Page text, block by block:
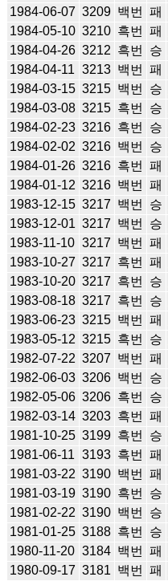
1984-06-07 3209 백번 패
1984-05-10 3210 흑번 패
1984-04-26 3212 흑번 승
1984-04-11 3213 백번 패
1984-03-15 3215 백번 승
1984-03-08 3215 흑번 승
1984-02-23 3216 흑번 승
1984-02-02 3216 백번 승
1984-01-26 3216 흑번 패
1984-01-12 3216 백번 패
1983-12-15 3217 백번 승
1983-12-01 3217 백번 승
1983-11-10 3217 백번 패
1983-10-27 3217 흑번 패
1983-10-20 3217 흑번 승
1983-08-18 3217 흑번 승
1983-06-23 3215 백번 패
1983-05-12 3215 흑번 승
1982-07-22 3207 백번 패
1982-06-03 3206 백번 승
1982-05-06 3206 흑번 승
1982-03-14 3203 흑번 패
1981-10-25 3199 흑번 승
1981-06-11 3193 흑번 패
1981-03-22 3190 백번 패
1981-03-19 3190 흑번 승
1981-02-22 3190 백번 승
1981-01-25 3188 흑번 승
1980-11-20 3184 백번 패
1980-09-17 3181 백번 패